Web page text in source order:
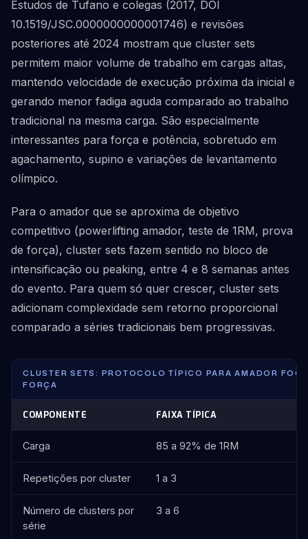
Estudos de Tufano e colegas (2017, DOI
10.1519/JSC.0000000000001746) e revisões
posteriores até 2024 mostram que cluster sets
permitem maior volume de trabalho em cargas altas,
mantendo velocidade de execução próxima da inicial e
gerando menor fadiga aguda comparado ao trabalho
tradicional na mesma carga. São especialmente
interessantes para força e potência, sobretudo em
agachamento, supino e variações de levantamento
olímpico.
Para o amador que se aproxima de objetivo
competitivo (powerlifting amador, teste de 1RM, prova
de força), cluster sets fazem sentido no bloco de
intensificação ou peaking, entre 4 e 8 semanas antes
do evento. Para quem só quer crescer, cluster sets
adicionam complexidade sem retorno proporcional
comparado a séries tradicionais bem progressivas.
CLUSTER SETS: PROTOCOLO TÍPICO PARA AMADOR
FORÇA
COMPONENTE FAIXA TÍPICA
Carga 85 a 92% de 1RM
Repetições por cluster 1 a 3
Número de clusters por
série
3 a 6